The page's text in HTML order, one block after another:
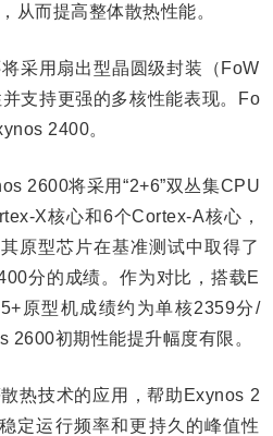
从而提高整体散热性能。
用扇出型晶圆级封装（FoW
支持更强的多核性能表现。Fo
2400。
2600将采用“2+6”双丛集CPU
X核心和6个Cortex-A核心，
原型芯片在基准测试中取得了
分的成绩。作为对比，搭载E
原型机成绩约为单核2359分/
2600初期性能提升幅度有限。
技术的应用，帮助Exynos 2
定运行频率和更持久的峰值性